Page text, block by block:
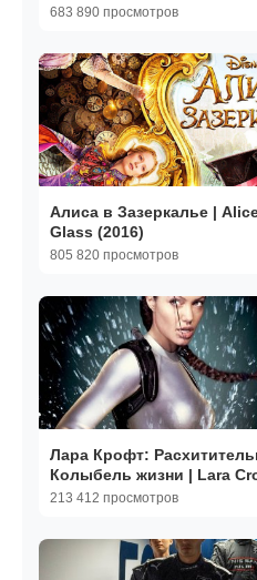
683 890 просмотров
Алиса в Зазеркалье |
Glass (2016)
805 820 просмотров
Лара Крофт:
Колыбель жизни | Lara
Cradle of 2003
213 412 просмотров